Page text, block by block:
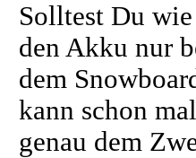
Solltest Du
den Akku nur
dem
kann schon
genau dem